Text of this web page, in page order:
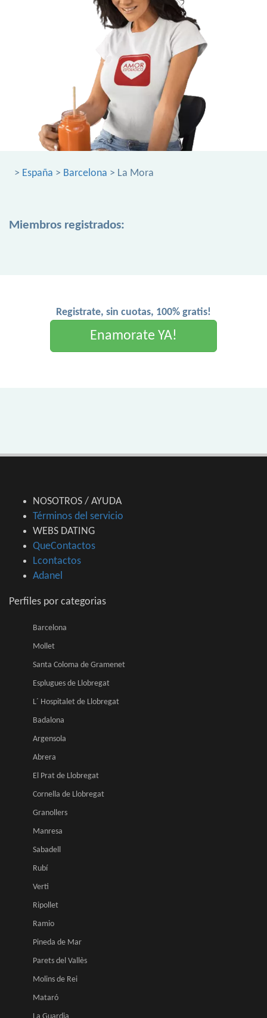
> España > Barcelona > La Mora
Miembros registrados:
Registrate, sin cuotas, 100% gratis!
Enamorate YA!
NOSOTROS / AYUDA
Términos del servicio
WEBS DATING
QueContactos
Lcontactos
Adanel
Perfiles por categorias
Barcelona
Mollet
Santa Coloma de Gramenet
Esplugues de Llobregat
L´ Hospitalet de Llobregat
Badalona
Argensola
Abrera
El Prat de Llobregat
Cornella de Llobregat
Granollers
Manresa
Sabadell
Rubí
Verti
Ripollet
Ramio
Pineda de Mar
Parets del Vallès
Molins de Rei
Mataró